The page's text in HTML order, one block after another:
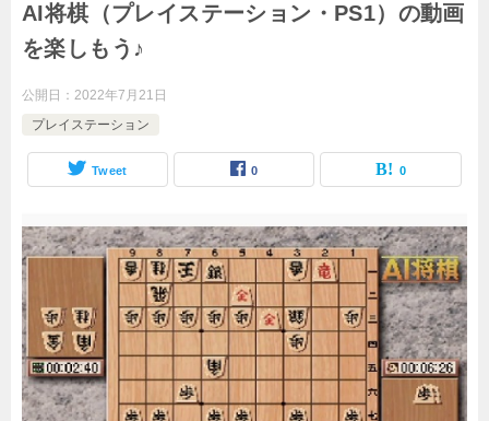
AI将棋（プレイステーション・PS1）の動画
を楽しもう♪
公開日： 2022年7月21日
プレイステーション
Tweet 0 0